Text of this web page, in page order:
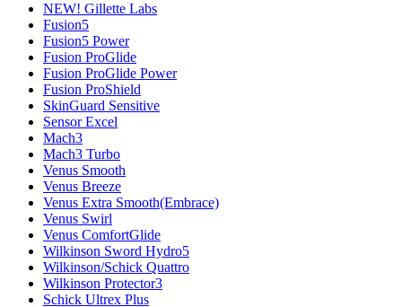
NEW! Gillette Labs
Fusion5
Fusion5 Power
Fusion ProGlide
Fusion ProGlide Power
Fusion ProShield
SkinGuard Sensitive
Sensor Excel
Mach3
Mach3 Turbo
Venus Smooth
Venus Breeze
Venus Extra Smooth(Embrace)
Venus Swirl
Venus ComfortGlide
Wilkinson Sword Hydro5
Wilkinson/Schick Quattro
Wilkinson Protector3
Schick Ultrex Plus